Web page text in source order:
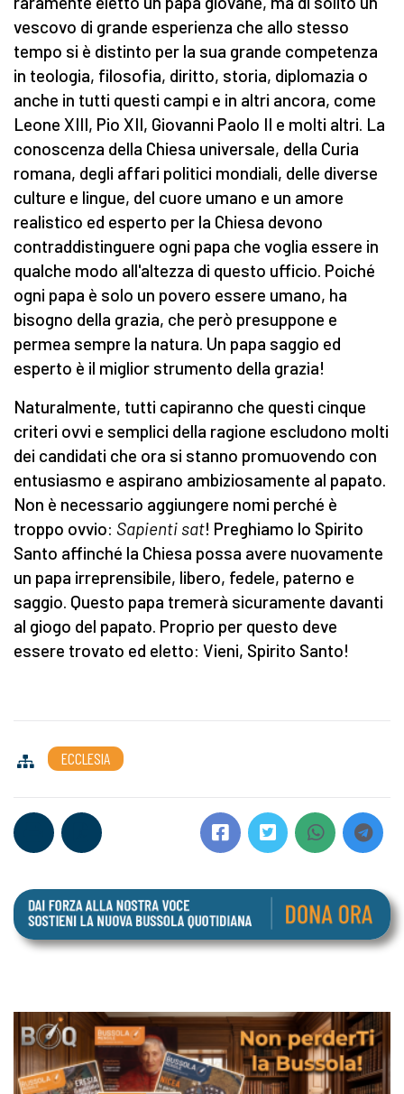
vescovo di grande esperienza che allo stesso
tempo si è distinto per la sua grande competenza
in teologia, filosofia, diritto, storia, diplomazia o
anche in tutti questi campi e in altri ancora, come
Leone XIII, Pio XII, Giovanni Paolo II e molti altri. La
conoscenza della Chiesa universale, della Curia
romana, degli affari politici mondiali, delle diverse
culture e lingue, del cuore umano e un amore
realistico ed esperto per la Chiesa devono
contraddistinguere ogni papa che voglia essere in
qualche modo all'altezza di questo ufficio. Poiché
ogni papa è solo un povero essere umano, ha
bisogno della grazia, che però presuppone e
permea sempre la natura. Un papa saggio ed
esperto è il miglior strumento della grazia!
Naturalmente, tutti capiranno che questi cinque
criteri ovvi e semplici della ragione escludono molti
dei candidati che ora si stanno promuovendo con
entusiasmo e aspirano ambiziosamente al papato.
Non è necessario aggiungere nomi perché è
troppo ovvio: Sapienti sat! Preghiamo lo Spirito
Santo affinché la Chiesa possa avere nuovamente
un papa irreprensibile, libero, fedele, paterno e
saggio. Questo papa tremerà sicuramente davanti
al giogo del papato. Proprio per questo deve
essere trovato ed eletto: Vieni, Spirito Santo!
ECCLESIA